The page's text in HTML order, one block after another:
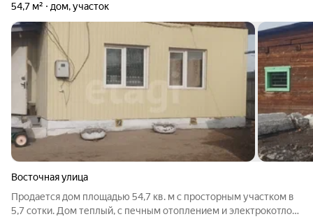
54,7 м² дом, участок
Восточная улица
Продается дом площадью 54,7 кв. м с просторным участком в
5,7 сотки. Дом теплый, с печным отоплением и электрокотлом,